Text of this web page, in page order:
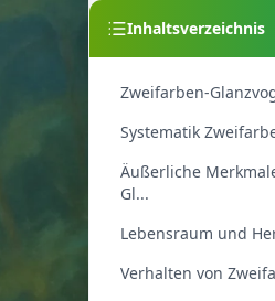
Inhaltsverzeichnis
Zweifarben-
Systematik
Äußerliche
Gl...
Lebensraum und
Verhalten von